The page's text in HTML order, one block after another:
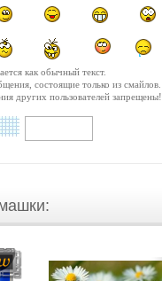
как обычный текст.
состоящие только из смайлов.
других пользователей запрещены!